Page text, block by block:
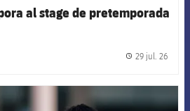
al stage de pretemporada
29 jul. 26